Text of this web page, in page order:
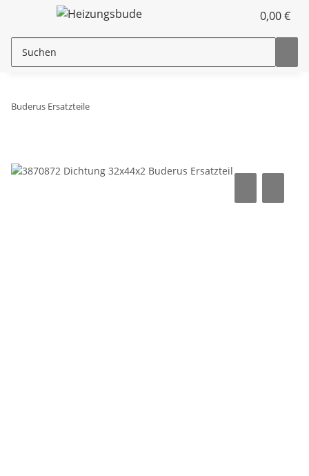
0,00 €
Buderus Ersatzteile